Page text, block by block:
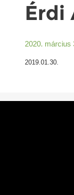
Érdi
2020. március
2019.01.30.